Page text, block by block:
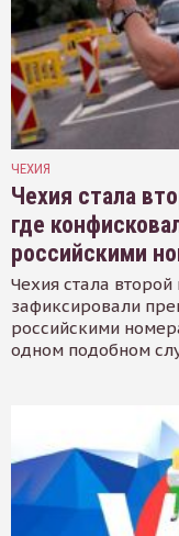
ЧЕХИЯ
Чехия стала
где
российскими
Чехия стала
зафиксировали
российскими
одном подобном